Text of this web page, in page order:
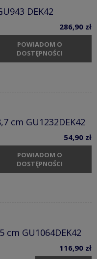
DEK42
286,90 zł
POWIADOM O
DOSTĘPNOŚCI
cm GU1232DEK42
54,90 zł
POWIADOM O
DOSTĘPNOŚCI
cm GU1064DEK42
116,90 zł